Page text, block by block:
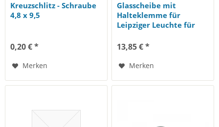
Kreuzschlitz - Schraube
4,8 x 9,5
0,20 € *
Merken
Glasscheibe mit
Halteklemme für
Leipziger Leuchte für
13,85 € *
Merken